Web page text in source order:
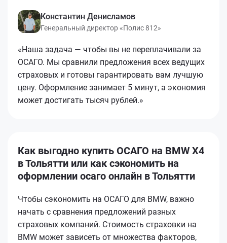
Константин Денисламов
Генеральный директор «Полис 812»
«Наша задача — чтобы вы не переплачивали за
ОСАГО. Мы сравнили предложения всех ведущих
страховых и готовы гарантировать вам лучшую
цену. Оформление занимает 5 минут, а экономия
может достигать тысяч рублей.»
Как выгодно купить ОСАГО на BMW X4
в Тольятти или как сэкономить на
оформлении осаго онлайн в Тольятти
Чтобы сэкономить на ОСАГО для BMW, важно
начать с сравнения предложений разных
страховых компаний. Стоимость страховки на
BMW может зависеть от множества факторов,